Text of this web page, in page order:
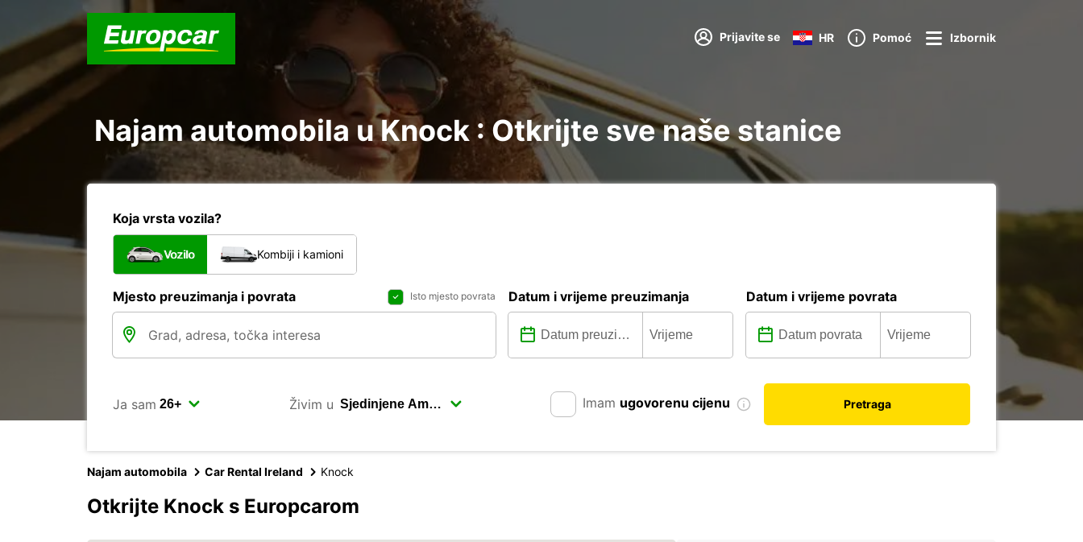
Prijavite se HR Pomoć Izbornik
Najam automobila u Knock : Otkrijte sve naše stanice
Koja vrsta vozila?
Vozilo Kombiji i kamioni
Mjesto preuzimanja i povrata Isto mjesto povrata Datum i vrijeme preuzimanja Datum i vrijeme povrata
Ja sam Živim u Imam ugovorenu cijenu Pretraga
Najam automobila Car Rental Ireland Knock
Otkrijte Knock s Europcarom